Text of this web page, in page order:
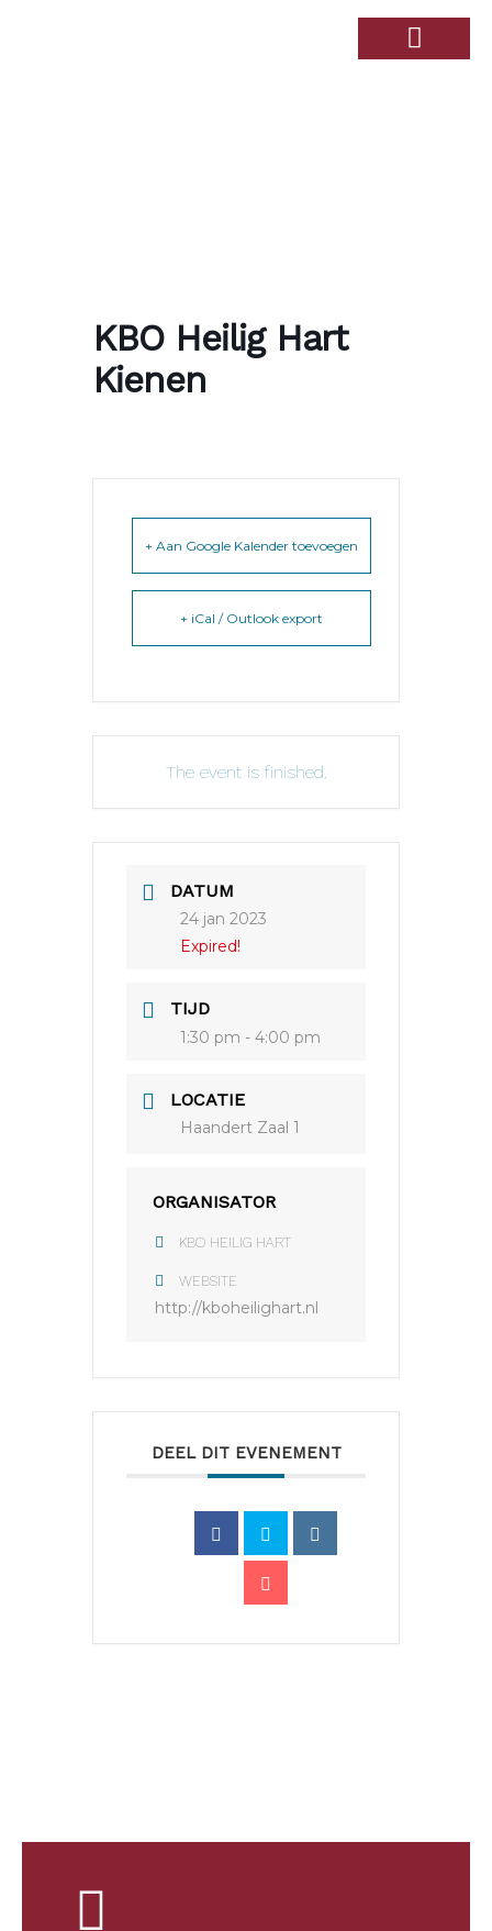
KBO Heilig Hart
Kienen
+ Aan Google Kalender toevoegen
+ iCal / Outlook export
The event is finished.
DATUM
24 jan 2023
Expired!
TIJD
1:30 pm - 4:00 pm
LOCATIE
Haandert Zaal 1
ORGANISATOR
KBO HEILIG HART
WEBSITE
http://kboheilighart.nl
DEEL DIT EVENEMENT